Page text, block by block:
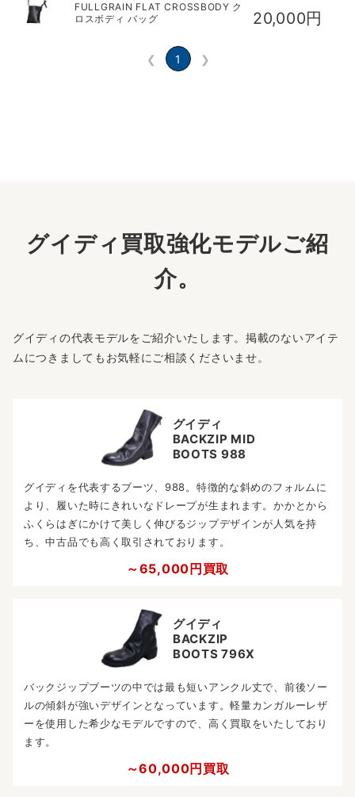
FULLGRAIN FLAT CROSSBODY ク
ロスボディ バッグ
20,000円
❮ 1 ❯
グイディ買取強化モデルご紹
介。
グイディの代表モデルをご紹介いたします。掲載のないアイテ
ムにつきましてもお気軽にご相談くださいませ。
グイディ
BACKZIP MID
BOOTS 988
グイディを代表するブーツ、988。特徴的な斜めのフォルムに
より、履いた時にきれいなドレープが生まれます。かかとから
ふくらはぎにかけて美しく伸びるジップデザインが人気を持
ち、中古品でも高く取引されております。
～65,000円買取
グイディ
BACKZIP
BOOTS 796X
バックジップブーツの中では最も短いアンクル丈で、前後ソー
ルの傾斜が強いデザインとなっています。軽量カンガルーレザ
ーを使用した希少なモデルですので、高く買取をいたしており
ます。
～60,000円買取